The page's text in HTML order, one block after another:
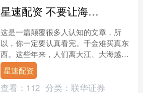
星速配资 不要让海景房耽误了你的前程！
这是一篇颠覆很多人认知的文章，所
以，你一定要认真看完。千金难买真东
西。这些年来，人们离大江、大海越来
越近。也许是压力大，看着大江、大海
能让自己放松下来。所以，所....
星速配资
查看： 112 分类： 联华证券